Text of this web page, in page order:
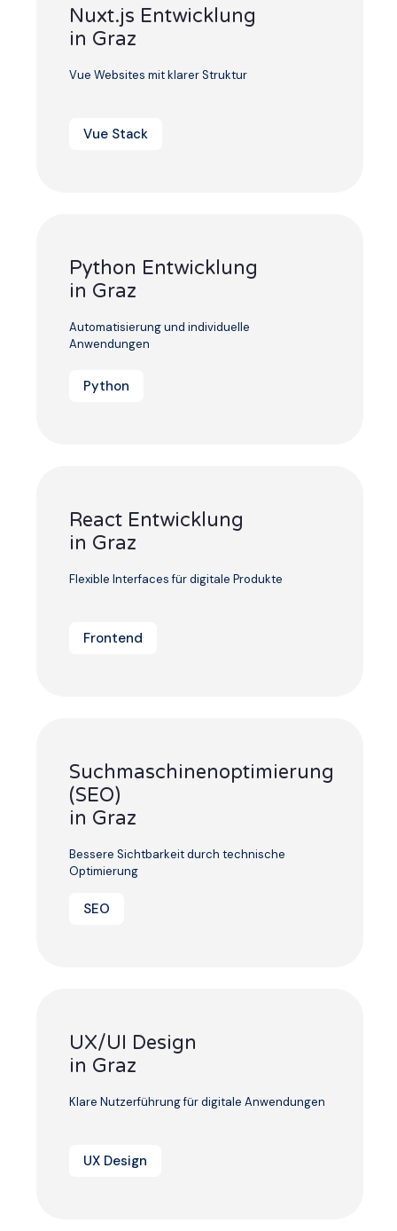
Nuxt.js Entwicklung
in Graz
Vue Websites mit klarer Struktur
Vue Stack
Python Entwicklung
in Graz
Automatisierung und individuelle
Anwendungen
Python
React Entwicklung
in Graz
Flexible Interfaces für digitale Produkte
Frontend
Suchmaschinenoptimierung
(SEO)
in Graz
Bessere Sichtbarkeit durch technische
Optimierung
SEO
UX/UI Design
in Graz
Klare Nutzerführung für digitale Anwendungen
UX Design